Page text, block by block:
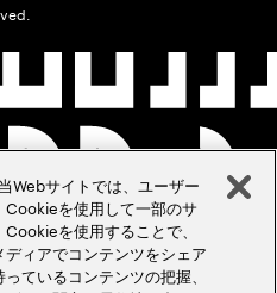
サイトでは、ユーザー
Cookieを使用して一部のサ
を使用することで、
ィアでコンテンツをシェア
ているコンテンツの把握、